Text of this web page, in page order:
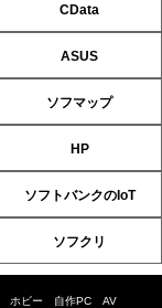
CData
ASUS
ソフマップ
HP
ソフトバンクのIoT
ソフクリ
ホビー 自作PC AV